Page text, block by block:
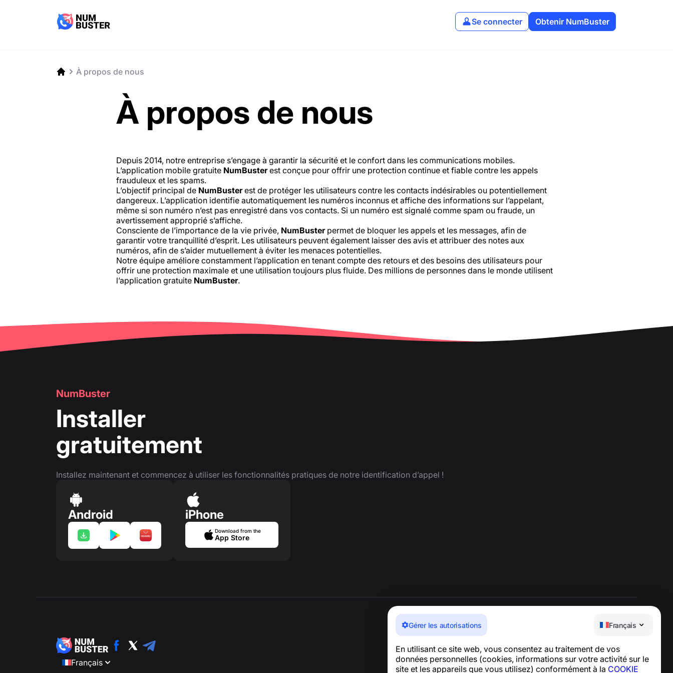
Se connecter Obtenir NumBuster
Gérer les autorisations Français
En utilisant ce site web, vous consentez au traitement de vos
données personnelles (cookies, informations sur votre activité sur le
site et les appareils que vous utilisez) conformément à la COOKIE
À propos de nous
À propos de nous
Depuis 2014, notre entreprise s’engage à garantir la sécurité et le confort dans les communications mobiles.
L’application mobile gratuite NumBusterest conçue pour offrir une protection continue et fiable contre les appels
frauduleux et les spams.
L’objectif principal de NumBusterest de protéger les utilisateurs contre les contacts indésirables ou potentiellement
dangereux. L’application identifie automatiquement les numéros inconnus et affiche des informations sur l’appelant,
même si son numéro n’est pas enregistré dans vos contacts. Si un numéro est signalé comme spam ou fraude, un
avertissement approprié s’affiche.
Consciente de l’importance de la vie privée, NumBusterpermet de bloquer les appels et les messages, afin de
garantir votre tranquillité d’esprit. Les utilisateurs peuvent également laisser des avis et attribuer des notes aux
numéros, afin de s’aider mutuellement à éviter les menaces potentielles.
Notre équipe améliore constamment l’application en tenant compte des retours et des besoins des utilisateurs pour
offrir une protection maximale et une utilisation toujours plus fluide. Des millions de personnes dans le monde utilisent
l’application gratuite NumBuster.
NumBuster
Installer
gratuitement
Installez maintenant et commencez à utiliser les fonctionnalités pratiques de notre identification d’appel !
Android iPhone
Download from the
App Store
Français
Actualités et articles
À propos du projet